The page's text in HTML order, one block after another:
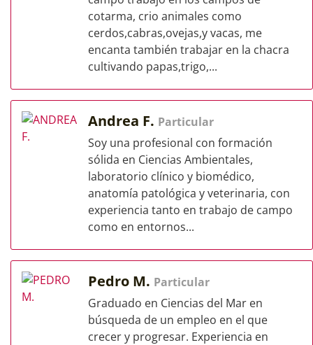
cotarma, crio animales como
cerdos,cabras,ovejas,y vacas, me
encanta también trabajar en la chacra
cultivando papas,trigo,...
Andrea F. Particular
Soy una profesional con formación
sólida en Ciencias Ambientales,
laboratorio clínico y biomédico,
anatomía patológica y veterinaria, con
experiencia tanto en trabajo de campo
como en entornos...
Pedro M. Particular
Graduado en Ciencias del Mar en
búsqueda de un empleo en el que
crecer y progresar. Experiencia en